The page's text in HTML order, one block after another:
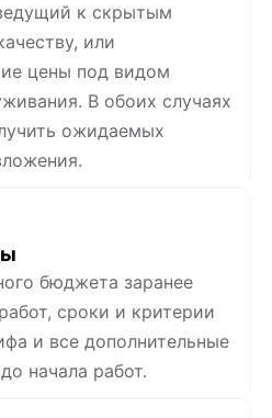
бюджета заранее
сроки и критерии
и все дополнительные
начала работ.
к скрытым
или
цены под видом
В обоих случаях
ожидаемых